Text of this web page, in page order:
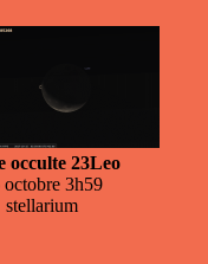
occulte 23Leo
octobre 3h59
stellarium